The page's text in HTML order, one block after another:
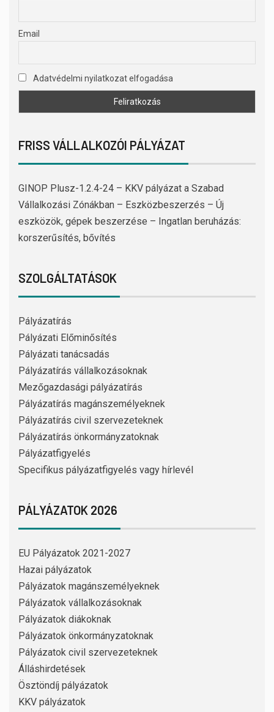
Email
Adatvédelmi nyilatkozat elfogadása
FRISS VÁLLALKOZÓI PÁLYÁZAT
GINOP Plusz-1.2.4-24 – KKV pályázat a Szabad
Vállalkozási Zónákban – Eszközbeszerzés – Új
eszközök, gépek beszerzése – Ingatlan beruházás:
korszerűsítés, bővítés
SZOLGÁLTATÁSOK
Pályázatírás
Pályázati Előminősítés
Pályázati tanácsadás
Pályázatírás vállalkozásoknak
Mezőgazdasági pályázatírás
Pályázatírás magánszemélyeknek
Pályázatírás civil szervezeteknek
Pályázatírás önkormányzatoknak
Pályázatfigyelés
Specifikus pályázatfigyelés vagy hírlevél
PÁLYÁZATOK 2026
EU Pályázatok 2021-2027
Hazai pályázatok
Pályázatok magánszemélyeknek
Pályázatok vállalkozásoknak
Pályázatok diákoknak
Pályázatok önkormányzatoknak
Pályázatok civil szervezeteknek
Álláshirdetések
Ösztöndíj pályázatok
KKV pályázatok